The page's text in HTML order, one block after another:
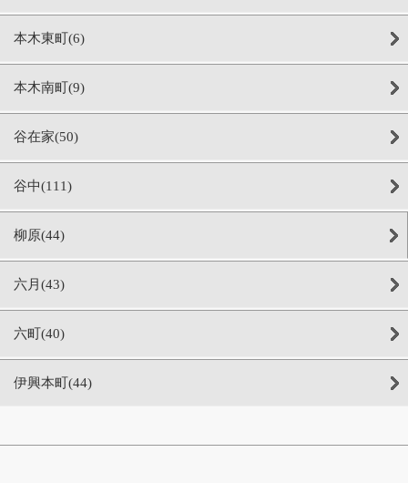
本木東町(6)
本木南町(9)
谷在家(50)
谷中(111)
柳原(44)
六月(43)
六町(40)
伊興本町(44)